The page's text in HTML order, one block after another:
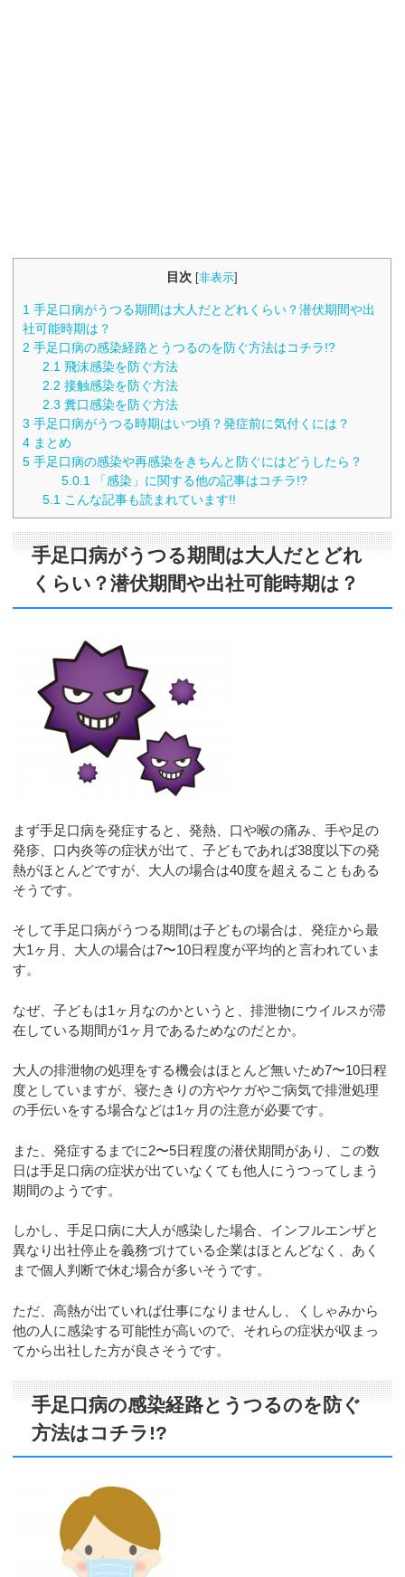
目次 [非表示]
1 手足口病がうつる期間は大人だとどれくらい？潜伏期間や出
社可能時期は？
2 手足口病の感染経路とうつるのを防ぐ方法はコチラ!?
2.1 飛沫感染を防ぐ方法
2.2 接触感染を防ぐ方法
2.3 糞口感染を防ぐ方法
3 手足口病がうつる時期はいつ頃？発症前に気付くには？
4 まとめ
5 手足口病の感染や再感染をきちんと防ぐにはどうしたら？
5.0.1
「感染」に関する他の記事はコチラ!?
5.1 こんな記事も読まれています!!
手足口病がうつる期間は大人だとどれ
くらい？潜伏期間や出社可能時期は？
まず手足口病を発症すると、発熱、口や喉の痛み、手や足の
発疹、口内炎等の症状が出て、子どもであれば38度以下の発
熱がほとんどですが、大人の場合は40度を超えることもある
そうです。
そして手足口病がうつる期間は子どもの場合は、発症から最
大1ヶ月、大人の場合は7〜10日程度が平均的と言われていま
す。
なぜ、子どもは1ヶ月なのかというと、排泄物にウイルスが滞
在している期間が1ヶ月であるためなのだとか。
大人の排泄物の処理をする機会はほとんど無いため7〜10日程
度としていますが、寝たきりの方やケガやご病気で排泄処理
の手伝いをする場合などは1ヶ月の注意が必要です。
また、発症するまでに2〜5日程度の潜伏期間があり、この数
日は手足口病の症状が出ていなくても他人にうつってしまう
期間のようです。
しかし、手足口病に大人が感染した場合、インフルエンザと
異なり出社停止を義務づけている企業はほとんどなく、あく
まで個人判断で休む場合が多いそうです。
ただ、高熱が出ていれば仕事になりませんし、くしゃみから
他の人に感染する可能性が高いので、それらの症状が収まっ
てから出社した方が良さそうです。
手足口病の感染経路とうつるのを防ぐ
方法はコチラ!?